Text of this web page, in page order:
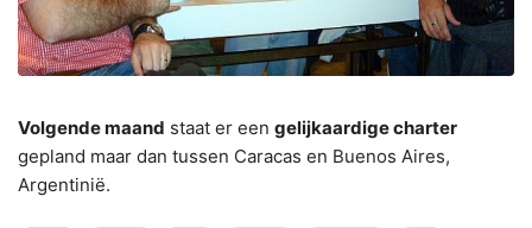
Volgende maand staat er een gelijkaardige charter
gepland maar dan tussen Caracas en Buenos Aires,
Argentinië.